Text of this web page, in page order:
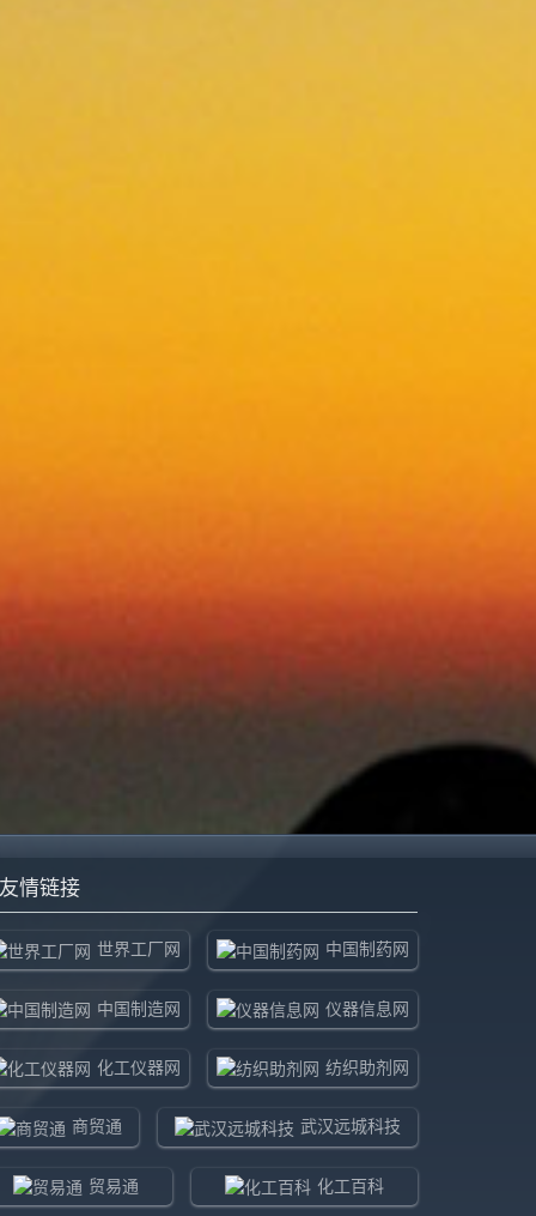
情链接
世界工厂网 中国制药网
中国制造网 仪器信息网
化工仪器网 纺织助剂网
商贸通 武汉远城科技
贸易通 化工百科